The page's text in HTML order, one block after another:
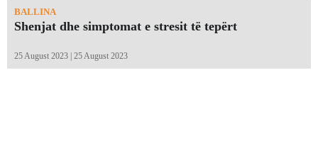
BALLINA
Shenjat dhe simptomat e stresit të tepërt
25 August 2023 | 25 August 2023